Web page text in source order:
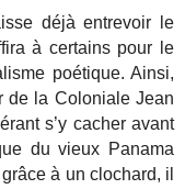
déjà entrevoir le
à certains pour le
poétique. Ainsi,
de la Coloniale Jean
s’y cacher avant
du vieux Panama
à un clochard, il